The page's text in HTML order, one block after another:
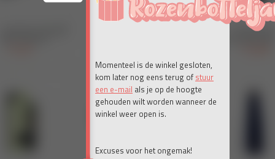
Momenteel is de winkel gesloten,
kom later nog eens terug of stuur
een e-mail als je op de hoogte
gehouden wilt worden wanneer de
winkel weer open is.
Excuses voor het ongemak!